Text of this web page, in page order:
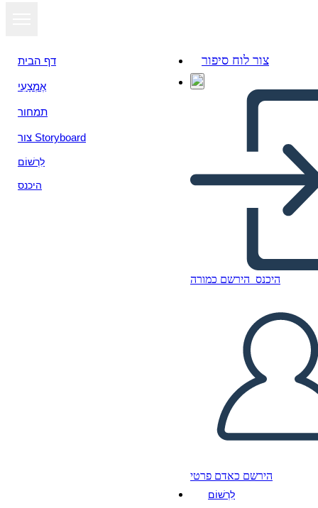
דף הבית
אֶמְצָעִי
תמחור
צור Storyboard
לִרְשׁוֹם
היכנס
צור לוח סיפור
היכנס הירשם כמורה
הירשם כאדם פרטי
לִרְשׁוֹם
KWL - שורת תמונה